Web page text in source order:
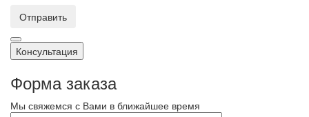
Отправить
Консультация
Форма заказа
Мы свяжемся с Вами в ближайшее время